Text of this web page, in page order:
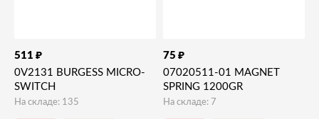
511 ₽
0V2131 BURGESS MICRO-
SWITCH
На складе: 135
75 ₽
07020511-01 MAGNET
SPRING 1200GR
На складе: 7